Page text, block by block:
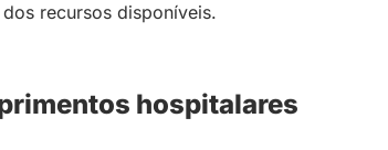
recursos disponíveis.
hospitalares